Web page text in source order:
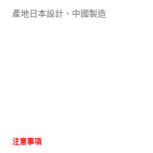
產地日本設計、中國製造
注意事項